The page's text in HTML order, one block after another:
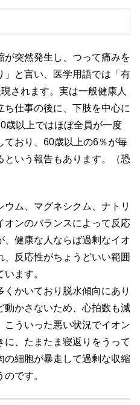
突然発生し、つって痛みを
」と言い、医学用語では「有
されます。実は一般健康人
仕事の後に、下肢を中心に
歳以上ではほぼ全員が一度
ており、60歳以上の6％が毎
という報告もあります。（恐
ム、マグネシクム、ナトリ
オンのバランスによって反応
健康な人ならば過剰なイオ
反応性がちょうどいい範囲
ます。
かいており脱水傾向にあり
動かさないため、心拍数も減
こういった悪い状況でイオン
、たまたま寝返りをうって
の細胞が暴走して過剰な収縮
です。